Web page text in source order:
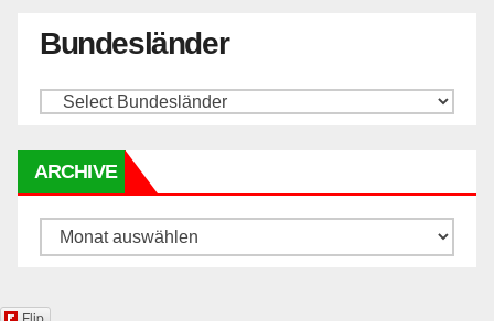
Bundesländer
ARCHIVE
Archive
Flip